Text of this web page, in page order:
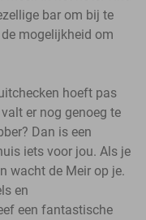
bar om bij te
mogelijkheid om
hoeft pas
er nog genoeg te
Dan is een
iets voor jou. Als je
wacht de Meir op je.
en
een fantastische